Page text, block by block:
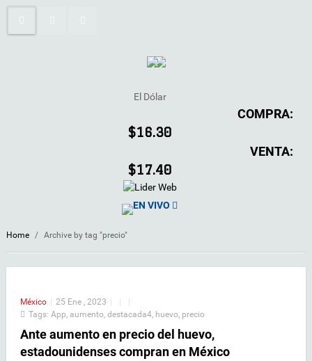
El Dólar
COMPRA:
$16.30
VENTA:
$17.40
EN VIVO
Home / Archive by tag "precio"
México | 25 Ene , 2023 | |
|
Tags: App aumento destacada4 huevo precio
Ante aumento en precio del huevo,
estadounidenses compran en México